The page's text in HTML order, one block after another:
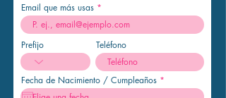
Email que más usas
Prefijo Teléfono
Fecha de Nacimiento / Cumpleaños *
e